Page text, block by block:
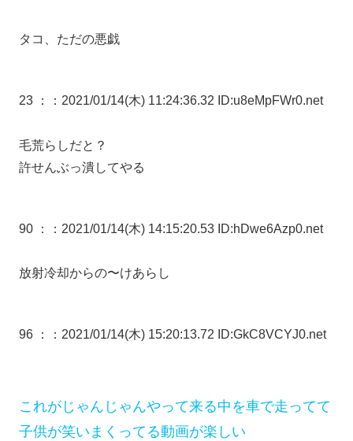
タコ、ただの悪戯
23 ： ：2021/01/14(木) 11:24:36.32 ID:u8eMpFWr0.net
毛荒らしだと？
許せんぶっ潰してやる
90 ： ：2021/01/14(木) 14:15:20.53 ID:hDwe6Azp0.net
放射冷却からの〜けあらし
96 ： ：2021/01/14(木) 15:20:13.72 ID:GkC8VCYJ0.net
これがじゃんじゃんやって来る中を車で走ってて
子供が笑いまくってる動画が楽しい